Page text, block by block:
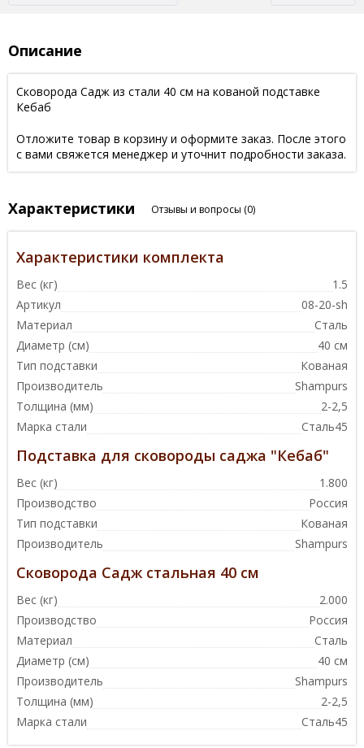
Описание
Сковорода Садж из стали 40 см на кованой подставке
Кебаб
Отложите товар в корзину и оформите заказ. После этого
с вами свяжется менеджер и уточнит подробности заказа.
Характеристики Отзывы и вопросы (0)
Характеристики комплекта
Вес (кг)
1.5
Артикул
08-20-sh
Материал
Сталь
Диаметр (см)
40 см
Тип подставки
Кованая
Производитель
Shampurs
Толщина (мм)
2-2,5
Марка стали
Сталь45
Подставка для сковороды саджа "Кебаб"
Вес (кг)
1.800
Производство
Россия
Тип подставки
Кованая
Производитель
Shampurs
Сковорода Садж стальная 40 см
Вес (кг)
2.000
Производство
Россия
Материал
Сталь
Диаметр (см)
40 см
Производитель
Shampurs
Толщина (мм)
2-2,5
Марка стали
Сталь45